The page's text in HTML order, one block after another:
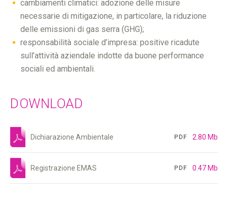
cambiamenti climatici: adozione delle misure
necessarie di mitigazione, in particolare, la riduzione
delle emissioni di gas serra (GHG);
responsabilità sociale d’impresa: positive ricadute
sull’attività aziendale indotte da buone performance
sociali ed ambientali.
DOWNLOAD
Dichiarazione Ambientale PDF 2.80 Mb
Registrazione EMAS PDF 0.47 Mb